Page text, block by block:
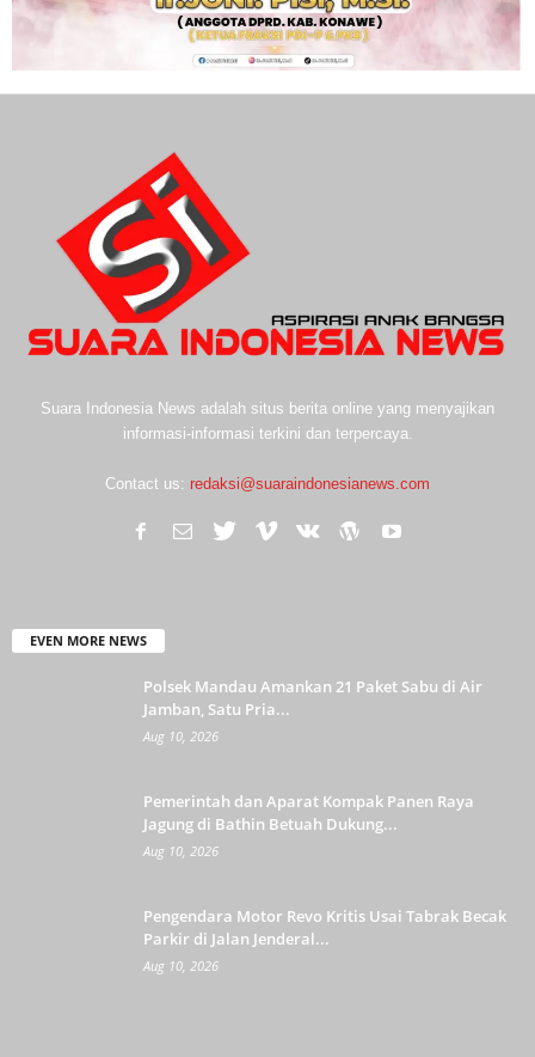
Suara Indonesia News adalah situs berita online yang menyajikan
informasi-informasi terkini dan terpercaya.
Contact us: redaksi@suaraindonesianews.com
EVEN MORE NEWS
Polsek Mandau Amankan 21 Paket Sabu di Air
Jamban, Satu Pria...
Aug 10, 2026
Pemerintah dan Aparat Kompak Panen Raya
Jagung di Bathin Betuah Dukung...
Aug 10, 2026
Pengendara Motor Revo Kritis Usai Tabrak Becak
Parkir di Jalan Jenderal...
Aug 10, 2026